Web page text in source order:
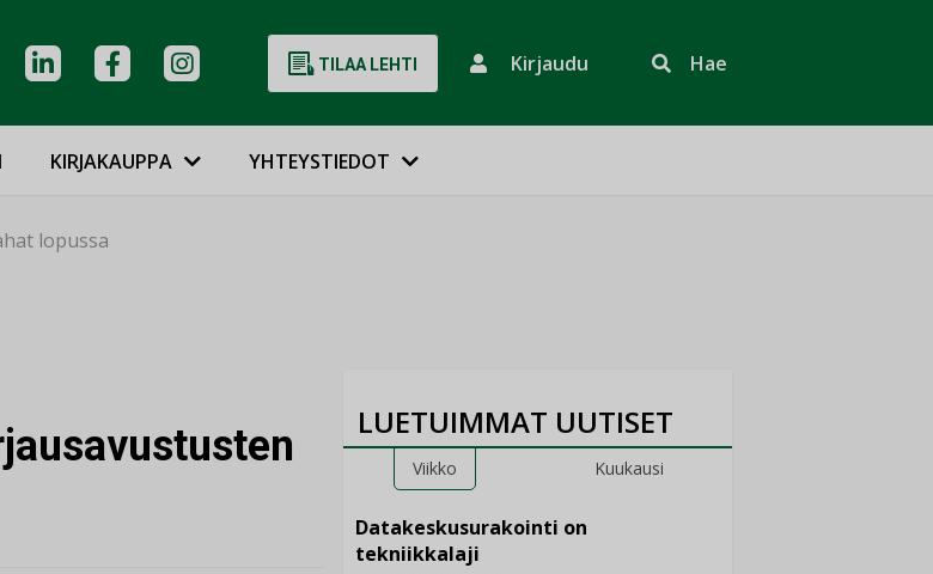
TILAA LEHTI Kirjaudu Hae
KIRJAKAUPPA YHTEYSTIEDOT
lopussa
LUETUIMMAT UUTISET
Viikko Kuukausi
Datakeskusurakointi on
tekniikkalaji